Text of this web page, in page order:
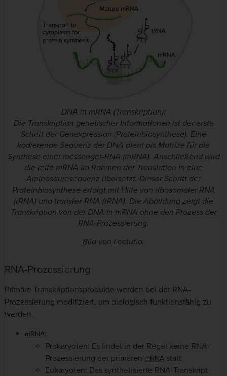
DNA in mRNA (Transkription):
Die Transkription genetischer Informationen ist der erste
Schritt der Genexpression (Proteinbiosynthese). Eine
kodierende Sequenz der DNA dient als Matrize für die
Synthese einer messenger-RNA (mRNA). Anschließend wird
die reife mRNA im Rahmen der Translation in eine
Aminosäuresequenz übersetzt. Dieser Schritt der
Proteinbiosynthese erfolgt mit Hilfe von ribosomaler RNA
(rRNA) und transfer-RNA (tRNA). Die Abbildung zeigt die
Transkription von der DNA in mRNA ohne den Prozess der
RNA-Prozessierung.
Bild von Lecturio.
RNA-Prozessierung
Primäre Transkriptionsprodukte werden bei der RNA-
Prozessierung modifiziert, um biologisch funktionsfähig zu
werden.
mRNA:
Prokaryoten: Es findet in der Regel keine RNA-
Prozessierung der primären mRNA statt.
Eukaryoten: Das synthetisierte RNA-Transkript